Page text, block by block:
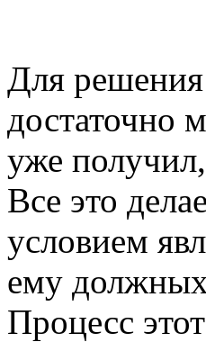
Для решения
достаточно
уже
Все это
условием
ему должных
Процесс